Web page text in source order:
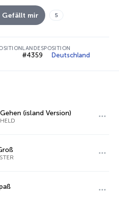
Gefällt mir 5
LANDESPOSITION
#4359 Deutschland
(island Version)